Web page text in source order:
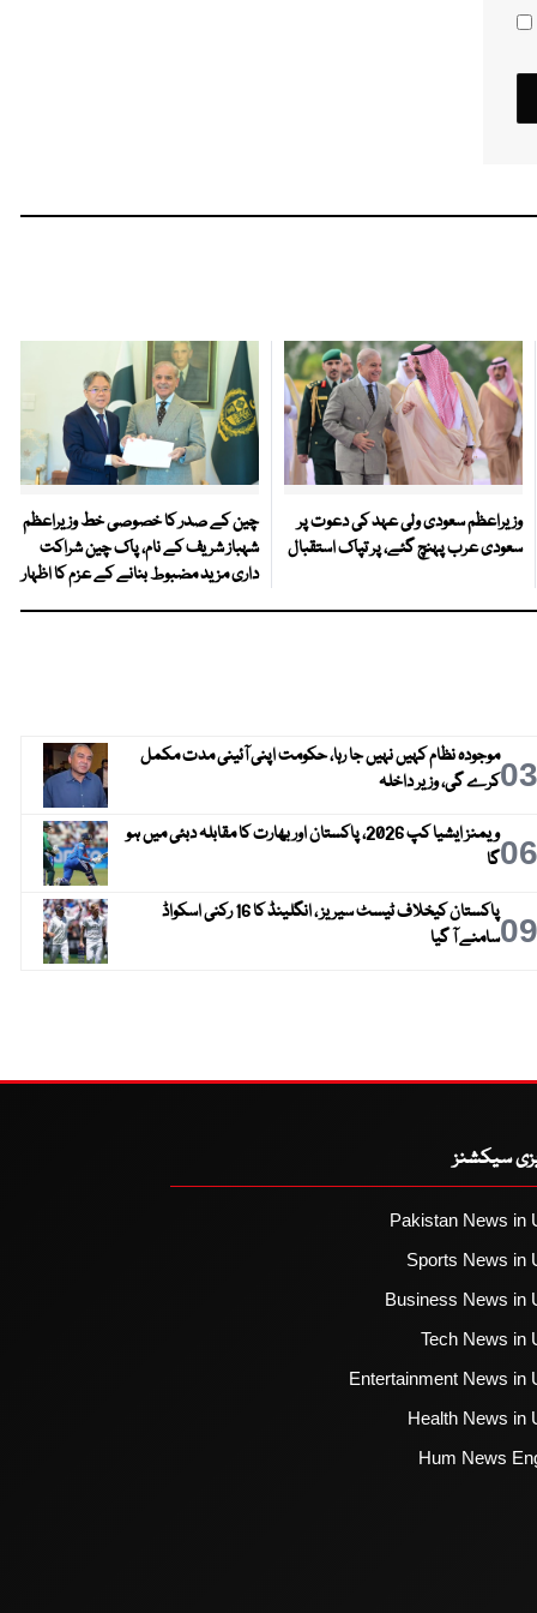
وزیراعظم سعودی ولی عہد کی دعوت پر
سعودی عرب پہنچ گئے، پر تپاک استقبال
چین کے صدر کا خصوصی خط وزیراعظم
شہباز شریف کے نام، پاک چین شراکت
داری مزید مضبوط بنانے کے عزم کا اظہار
03موجودہ نظام کہیں نہیں جا رہا، حکومت اپنی آئینی مدت مکمل
کرے گی، وزیر داخلہ
06
ویمنز ایشیا کپ 2026، پاکستان اور بھارت کا مقابلہ دبئی میں ہو
گا
09
پاکستان کیخلاف ٹیسٹ سیریز ، انگلینڈ کا 16 رکنی اسکواڈ
سامنے آ گیا
سیکشنز
Pakistan News in
Sports News in
Business News in
Tech News in
Entertainment News in
Health News in
Hum News